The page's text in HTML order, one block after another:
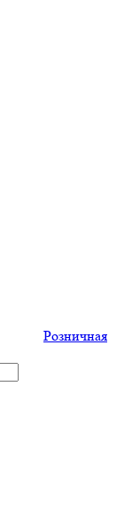
Розничная